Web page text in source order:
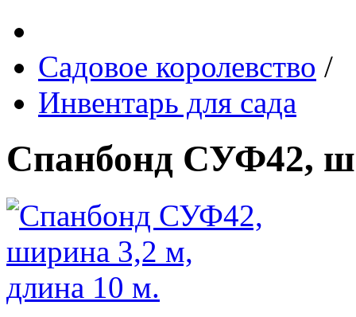
Садовое королевство /
Инвентарь для сада
Спанбонд СУФ42,